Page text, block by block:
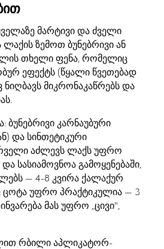
მარტივი და ძველი
ზემოთ ბუნებრივი ან
თხელი ფენა, რომელიც
ეფექტს (წყალი წვეთებად
მიკრონაკაწრებს და
ბუნებრივი კარნაუბური
და სინთეტიკური
აძლევს ლაქს უფრო
სასიამოვნოა გამოყენებაში,
— 4-8 კვირა ქალაქურ
ცოტა უფრო პრაქტიკულია — 3
მას უფრო „ცივი",
რბილი აპლიკატორ-